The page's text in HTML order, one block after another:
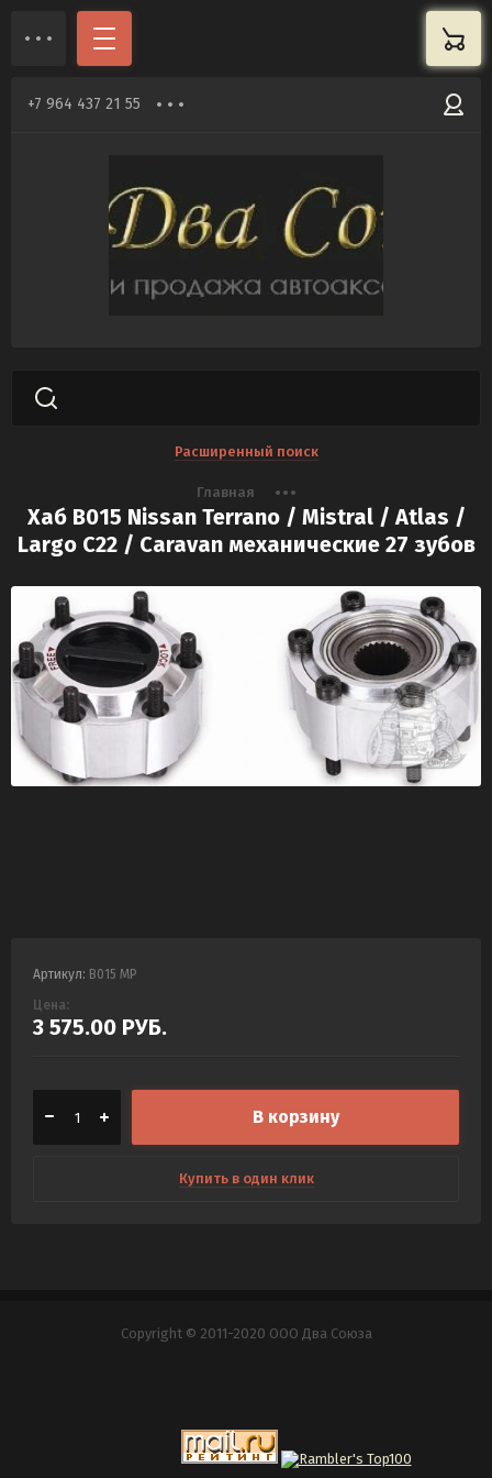
+7 964 437 21 55
Расширенный поиск
Главная
Хаб B015 Nissan Terrano / Mistral / Atlas /
Largo C22 / Caravan механические 27 зубов
Артикул: B015 MP
Цена:
3 575.00 РУБ.
В корзину
Купить в один клик
Copyright © 2011-2020 ООО Два Союза